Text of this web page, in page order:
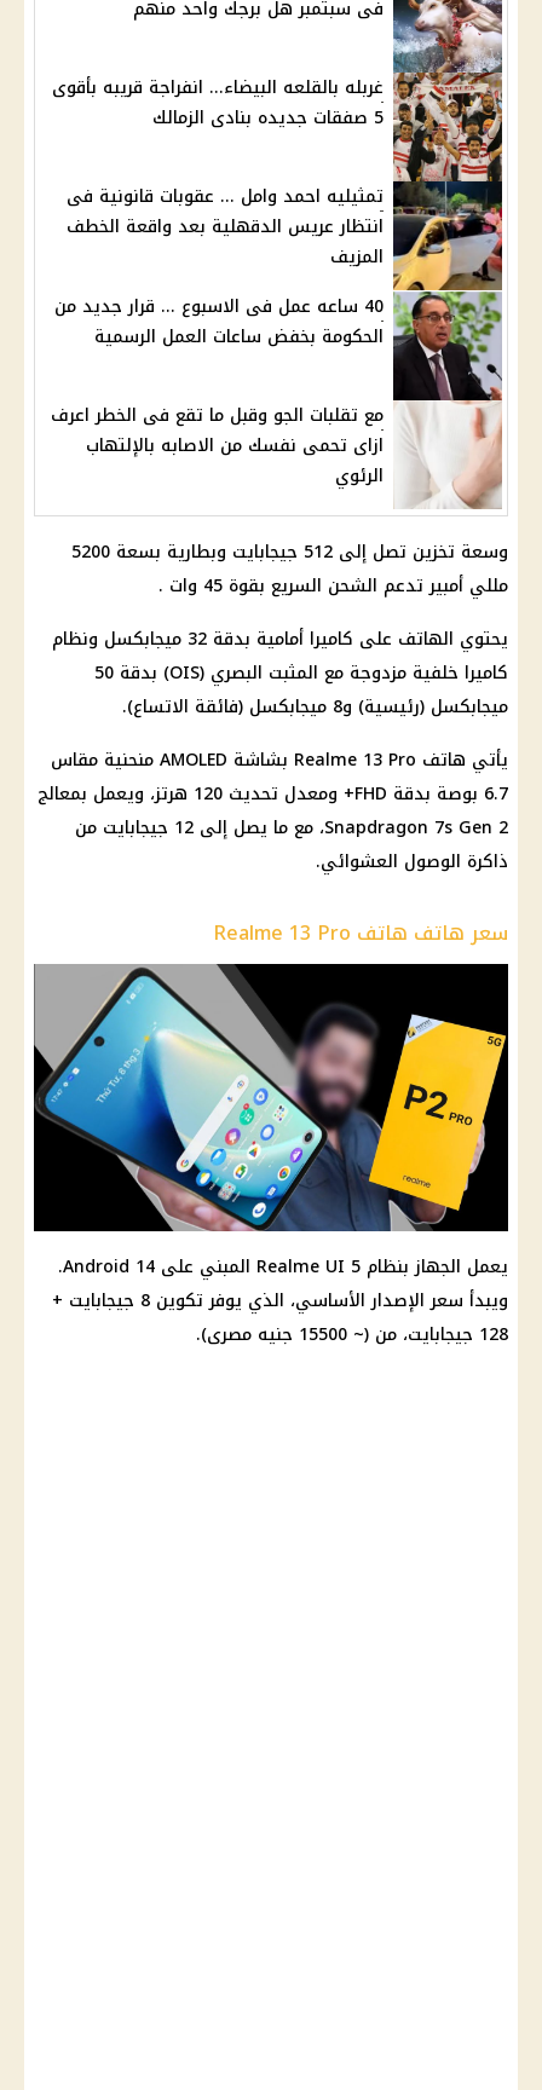
فى سبتمبر هل برجك واحد منهم
غربله بالقلعه البيضاء... انفراجة قريبه بأقوى
5 صفقات جديده بنادى الزمالك
تمثيليه احمد وامل ... عقوبات قانونية فى
انتظار عريس الدقهلية بعد واقعة الخطف
المزيف
40 ساعه عمل فى الاسبوع ... قرار جديد من
الحكومة بخفض ساعات العمل الرسمية
مع تقلبات الجو وقبل ما تقع فى الخطر اعرف
ازاى تحمى نفسك من الاصابه بالإلتهاب
الرئوي
وسعة تخزين تصل إلى 512 جيجابايت وبطارية بسعة 5200
مللي أمبير تدعم الشحن السريع بقوة 45 وات .
يحتوي الهاتف على كاميرا أمامية بدقة 32 ميجابكسل ونظام
كاميرا خلفية مزدوجة مع المثبت البصري (OIS) بدقة 50
ميجابكسل (رئيسية) و8 ميجابكسل (فائقة الاتساع).
يأتي هاتف Realme 13 Pro بشاشة AMOLED منحنية مقاس
6.7 بوصة بدقة FHD+ ومعدل تحديث 120 هرتز، ويعمل بمعالج
Snapdragon 7s Gen 2، مع ما يصل إلى 12 جيجابايت من
ذاكرة الوصول العشوائي.
سعر هاتف هاتف Realme 13 Pro
يعمل الجهاز بنظام Realme UI 5 المبني على Android 14.
ويبدأ سعر الإصدار الأساسي، الذي يوفر تكوين 8 جيجابايت +
128 جيجابايت، من (~ 15500 جنيه مصرى).